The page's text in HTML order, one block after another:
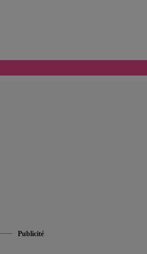
Publicité